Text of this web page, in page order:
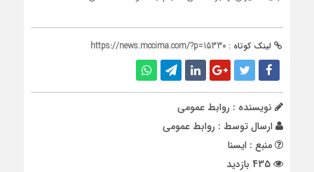
لینک کوتاه : https://news.mccima.com/?p=15330
نویسنده : روابط عمومی
ارسال توسط : روابط عمومی
منبع : ایسنا